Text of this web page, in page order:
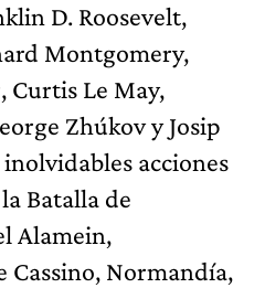
D. Roosevelt,
Montgomery,
Curtis Le May,
Zhúkov y Josip
acciones
Batalla de
Alamein,
Normandía,